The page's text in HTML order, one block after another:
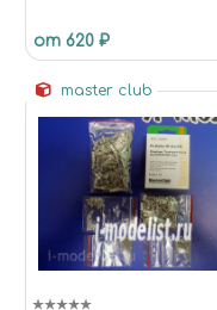
от 620 ₽
master club